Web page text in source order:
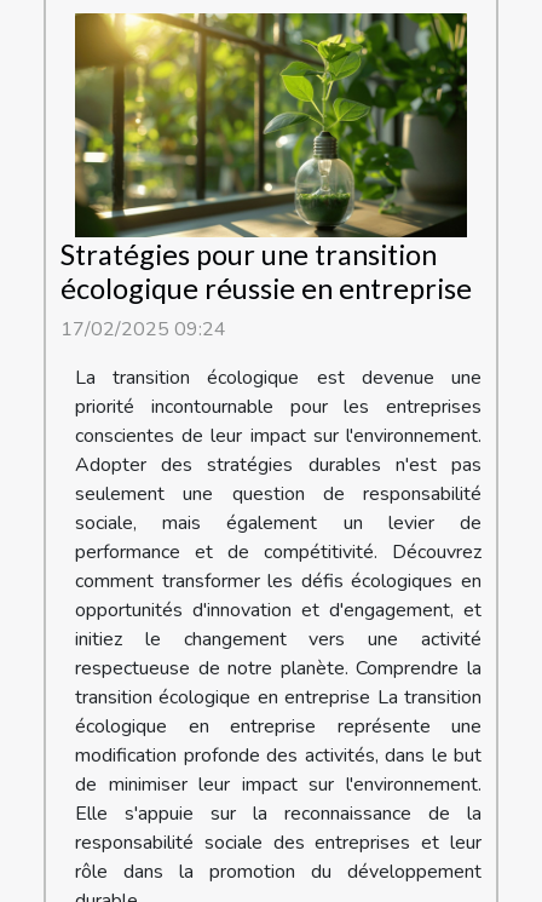
Stratégies pour une transition
écologique réussie en entreprise
17/02/2025 09:24
La transition écologique est devenue une
priorité incontournable pour les entreprises
conscientes de leur impact sur l'environnement.
Adopter des stratégies durables n'est pas
seulement une question de responsabilité
sociale, mais également un levier de
performance et de compétitivité. Découvrez
comment transformer les défis écologiques en
opportunités d'innovation et d'engagement, et
initiez le changement vers une activité
respectueuse de notre planète. Comprendre la
transition écologique en entreprise La transition
écologique en entreprise représente une
modification profonde des activités, dans le but
de minimiser leur impact sur l'environnement.
Elle s'appuie sur la reconnaissance de la
responsabilité sociale des entreprises et leur
rôle dans la promotion du développement